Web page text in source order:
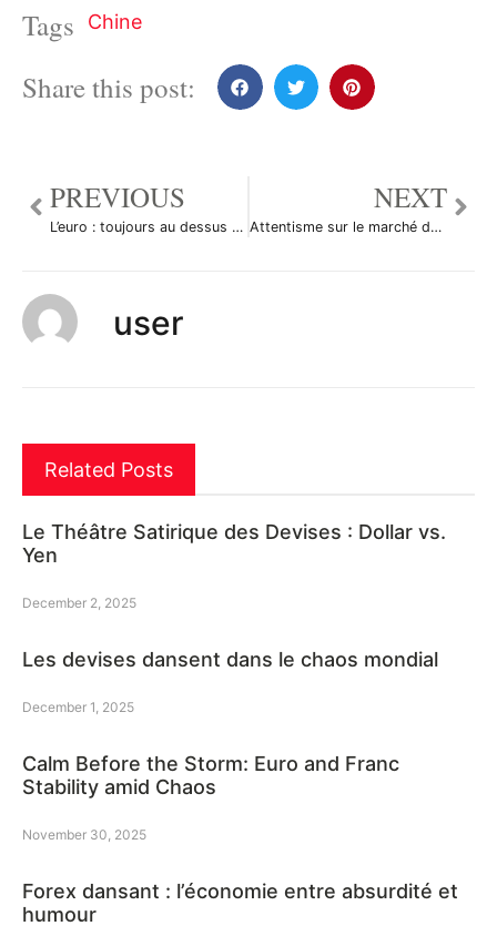
Tags Chine
Share this post:
PREVIOUS
L’euro : toujours au dessus de 1,48 dollar
NEXT
Attentisme sur le marché des changes
user
Related Posts
Le Théâtre Satirique des Devises : Dollar vs.
Yen
December 2, 2025
Les devises dansent dans le chaos mondial
December 1, 2025
Calm Before the Storm: Euro and Franc
Stability amid Chaos
November 30, 2025
Forex dansant : l’économie entre absurdité et
humour